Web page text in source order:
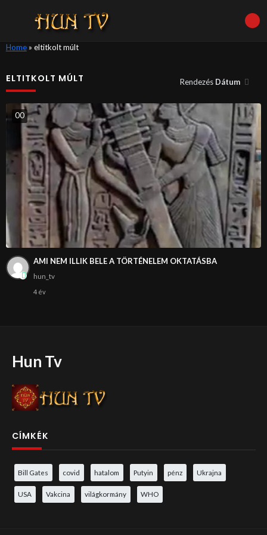
Home» eltitkolt múlt
ELTITKOLT MÚLT Rendezés Dátum
00
AMI NEM ILLIK BELE A TÖRTÉNELEM OKTATÁSBA
hun_tv
4 év
Hun Tv
CÍMKÉK
Bill Gates covid hatalom Putyin pénz Ukrajna
USA Vakcina világkormány WHO